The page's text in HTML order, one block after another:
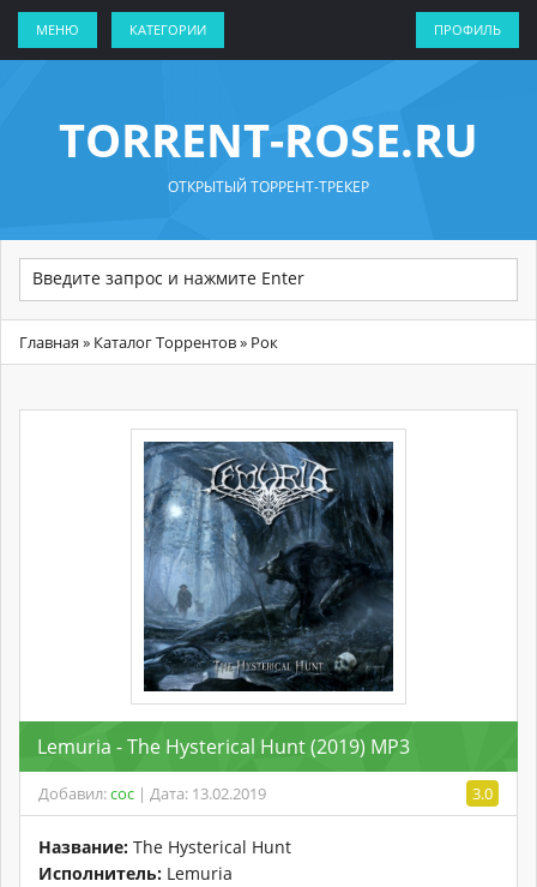
МЕНЮ КАТЕГОРИИ ПРОФИЛЬ
TORRENT-ROSE.RU
ОТКРЫТЫЙ ТОРРЕНТ-ТРЕКЕР
Главная » Каталог Торрентов» Рок
Lemuria - The Hysterical Hunt (2019) MP3
Добавил:coc | Дата: 13.02.2019 3.0
Название: The Hysterical Hunt
Исполнитель: Lemuria